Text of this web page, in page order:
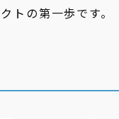
トの第一歩です。